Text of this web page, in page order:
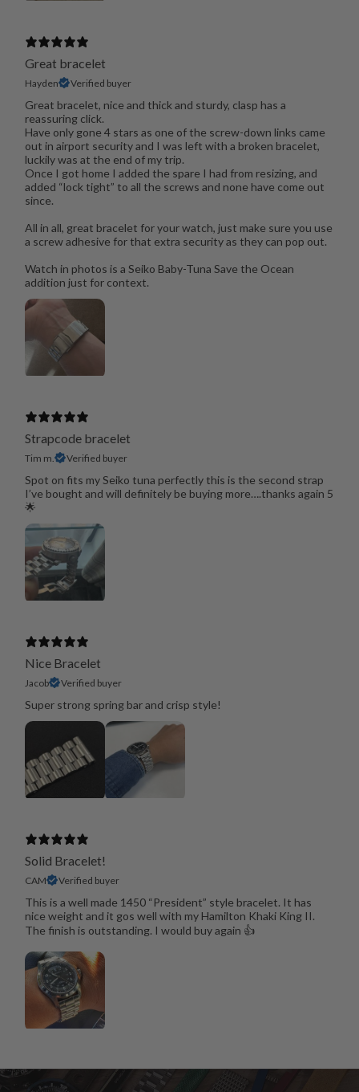
Great bracelet
Hayden Verified buyer
Great bracelet, nice and thick and sturdy, clasp has a
reassuring click.
Have only gone 4 stars as one of the screw-down links came
out in airport security and I was left with a broken bracelet,
luckily was at the end of my trip.
Once I got home I added the spare I had from resizing, and
added “lock tight” to all the screws and none have come out
since.
All in all, great bracelet for your watch, just make sure you use
a screw adhesive for that extra security as they can pop out.
Watch in photos is a Seiko Baby-Tuna Save the Ocean
addition just for context.
Strapcode bracelet
Tim m. Verified buyer
Spot on fits my Seiko tuna perfectly this is the second strap
I’ve bought and will definitely be buying more….thanks again 5
🌟
Nice Bracelet
Jacob Verified buyer
Super strong spring bar and crisp style!
Solid Bracelet!
CAM Verified buyer
This is a well made 1450 “President” style bracelet. It has
nice weight and it gos well with my Hamilton Khaki King II.
The finish is outstanding. I would buy again 👍